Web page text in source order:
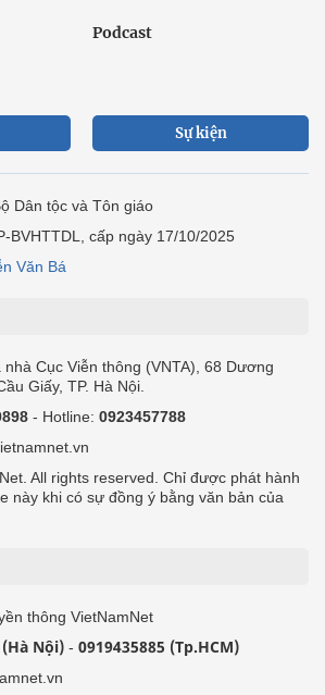
Podcast
Sự kiện
Dân tộc và Tôn giáo
BVHTTDL, cấp ngày 17/10/2025
Văn Bá
Cục Viễn thông (VNTA), 68 Dương
Giấy, TP. Hà Nội.
- Hotline: 0923457788
All rights reserved. Chỉ được phát hành
này khi có sự đồng ý bằng văn bản của
thông VietNamNet
Nội) - 0919435885 (Tp.HCM)